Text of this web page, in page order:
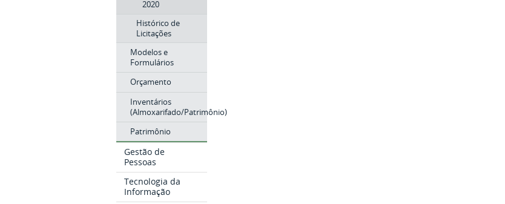
2020
Histórico de
Licitações
Modelos e
Formulários
Orçamento
Inventários
(Almoxarifado/Patrimônio)
Patrimônio
Gestão de
Pessoas
Tecnologia da
Informação